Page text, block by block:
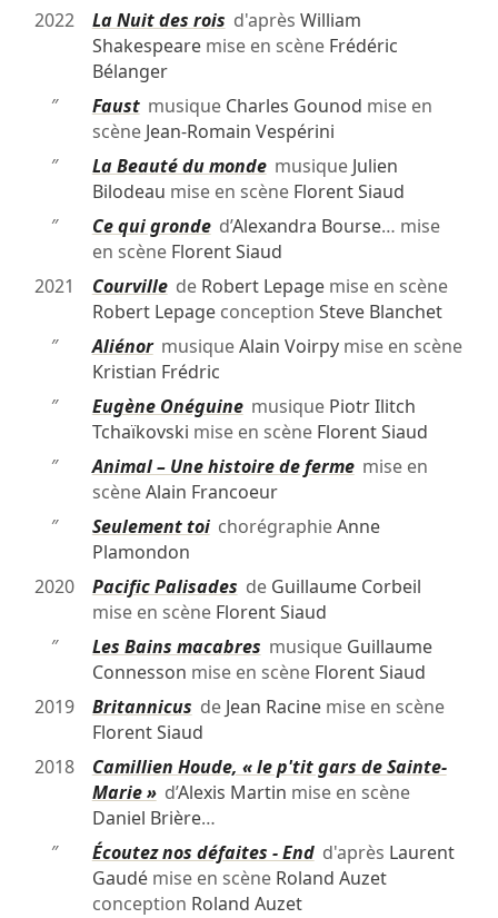
2022
La Nuit des rois d'après William
Shakespearemise en scène Frédéric
Bélanger
″
Faustmusique Charles Gounod mise en
scène Jean-Romain Vespérini
″
La Beauté du mondemusique Julien
Bilodeau mise en scène Florent Siaud
″
Ce qui gronded’Alexandra Bourse… mise
en scène Florent Siaud
2021
Courvillede Robert Lepagemise en scène
Robert Lepageconception Steve Blanchet
″
AliénormusiqueAlain Voirpymise en scène
Kristian Frédric
″
Eugène Onéguinemusique Piotr Ilitch
Tchaïkovski mise en scène Florent Siaud
″
Animal – Une histoire de fermemise en
scèneAlain Francoeur
″
Seulement toichorégraphieAnne
Plamondon
2020
Pacific Palisades de Guillaume Corbeil
mise en scène Florent Siaud
″
Les Bains macabres musique Guillaume
Connesson mise en scène Florent Siaud
2019
Britannicus de Jean Racinemise en scène
Florent Siaud
2018
Camillien Houde, « le p'tit gars de Sainte-
Marie »d’Alexis Martin mise en scène
Daniel Brière…
″
Écoutez nos défaites - Endd'après Laurent
Gaudémise en scène Roland Auzet
conception Roland Auzet